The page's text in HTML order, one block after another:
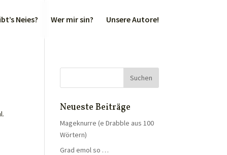
Neies? Wer mir sin? Unsere Autore!
Neueste Beiträge
Mageknurre (e Drabble aus 100
Wörtern)
Grad emol so …